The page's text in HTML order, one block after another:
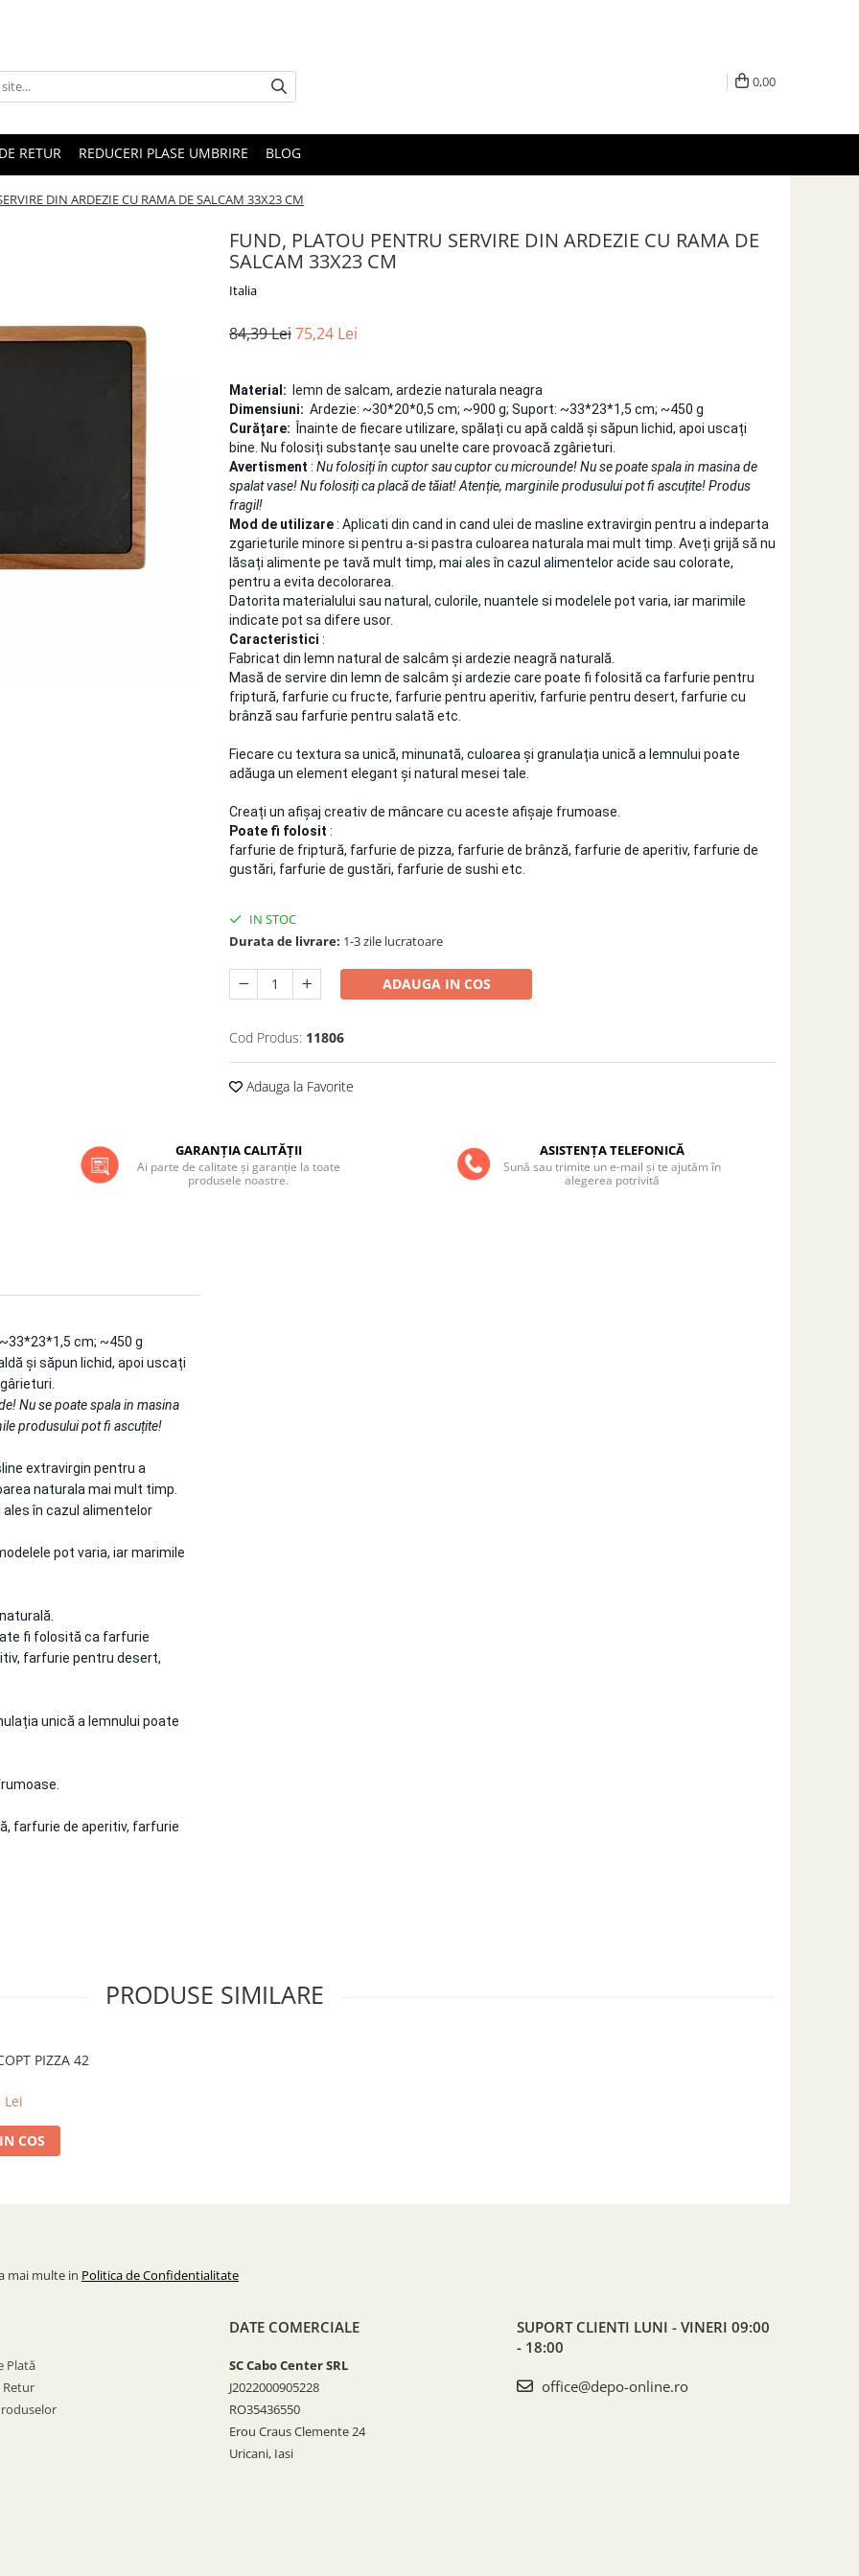
0,00
RETUR REDUCERI PLASE UMBRIRE BLOG
DIN ARDEZIE CU RAMA DE SALCAM 33X23 CM
FUND, PLATOU PENTRU SERVIRE DIN ARDEZIE CU RAMA DE
SALCAM 33X23 CM
Italia
84,39 Lei75,24 Lei
Material:
lemn de salcam, ardezie naturala neagra
Dimensiuni: Ardezie: ~30*20*0,5 cm; ~900 g; Suport: ~33*23*1,5 cm; ~450 g
Curățare: Înainte de fiecare utilizare, spălați cu apă caldă și săpun lichid, apoi uscați
bine. Nu folosiți substanțe sau unelte care provoacă zgârieturi.
Avertisment : Nu folosiți în cuptor sau cuptor cu microunde! Nu se poate spala in masina de
spalat vase! Nu folosiți ca placă de tăiat! Atenție, marginile produsului pot fi ascuțite! Produs
fragil!
Mod de utilizare: Aplicati din cand in cand ulei de masline extravirgin pentru a indeparta
zgarieturile minore si pentru a-si pastra culoarea naturala mai mult timp. Aveți grijă să nu
lăsați alimente pe tavă mult timp, mai ales în cazul alimentelor acide sau colorate,
pentru a evita decolorarea.
Datorita materialului sau natural, culorile, nuantele si modelele pot varia, iar marimile
indicate pot sa difere usor.
Caracteristici :
Fabricat din lemn natural de salcâm și ardezie neagră naturală.
Masă de servire din lemn de salcâm și ardezie care poate fi folosită ca farfurie pentru
friptură, farfurie cu fructe, farfurie pentru aperitiv, farfurie pentru desert, farfurie cu
brânză sau farfurie pentru salată etc.
Fiecare cu textura sa unică, minunată, culoarea și granulația unică a lemnului poate
adăuga un element elegant și natural mesei tale.
Creați un afișaj creativ de mâncare cu aceste afișaje frumoase.
Poate fi folosit :
farfurie de friptură, farfurie de pizza, farfurie de brânză, farfurie de aperitiv, farfurie de
gustări, farfurie de gustări, farfurie de sushi etc.
IN STOC
Durata de livrare: 1-3 zile lucratoare
ADAUGA IN COS
Cod Produs: 11806
Adauga la Favorite
GARANȚIA CALITĂȚII
Ai parte de calitate și garanție la toate
produsele noastre.
ASISTENȚA TELEFONICĂ
Sună sau trimite un e-mail și te ajutăm în
alegerea potrivită
cm; ~450 g
și săpun lichid, apoi uscați
Nu se poate spala in masina
produsului pot fi ascuțite!
extravirgin pentru a
naturala mai mult timp.
în cazul alimentelor
pot varia, iar marimile
fi folosită ca farfurie
farfurie pentru desert,
unică a lemnului poate
farfurie de aperitiv, farfurie
PRODUSE SIMILARE
PIZZA 42
Lei
COS
mai multe in Politica de Confidentialitate
Plată
Retur
DATE COMERCIALE
SC Cabo Center SRL
J2022000905228
RO35436550
Erou Craus Clemente 24
Uricani, Iasi
SUPORT CLIENTI LUNI - VINERI 09:00
- 18:00
office@depo-online.ro